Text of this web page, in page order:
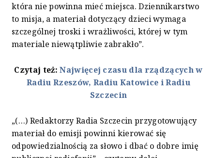
która nie powinna mieć miejsca. Dziennikarstwo
to misja, a materiał dotyczący dzieci wymaga
szczególnej troski i wrażliwości, której w tym
materiale niewątpliwie zabrakło”.
Czytaj też:Najwięcej czasu dla rządzących w
Radiu Rzeszów, Radiu Katowice i Radiu
Szczecin
„(…) Redaktorzy Radia Szczecin przygotowujący
materiał do emisji powinni kierować się
odpowiedzialnością za słowo i dbać o dobre imię